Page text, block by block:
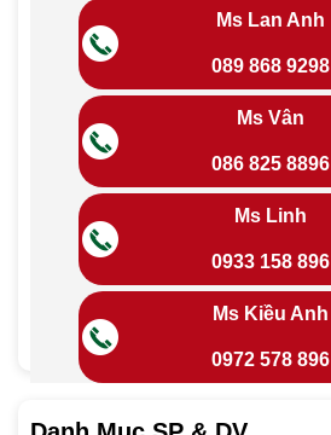
Ms Lan Anh
089 868 9298
Ms Vân
086 825 8896
Ms Linh
0933 158 896
Ms Kiều Anh
0972 578 896